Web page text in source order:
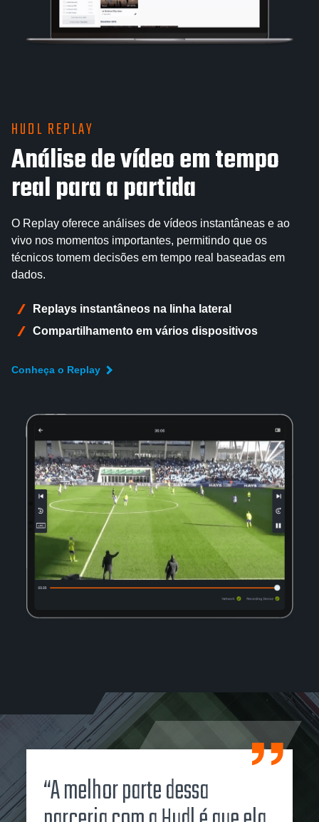
HUDL REPLAY
Análise de vídeo em tempo
real para a partida
O Replay oferece análises de vídeos instantâneas e ao
vivo nos momentos importantes, permitindo que os
técnicos tomem decisões em tempo real baseadas em
dados.
Replays instantâneos na linha lateral
Compartilhamento em vários dispositivos
Conheça o Replay
“A melhor parte dessa